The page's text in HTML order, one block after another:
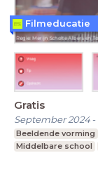
Gratis
September 2024-
Beeldende vorming
Middelbare school
Filmeducatie